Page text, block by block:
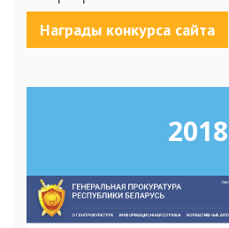
Награды конкурса сайта
2018